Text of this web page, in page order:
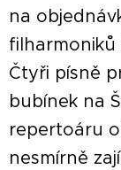
na
filharmoniků
Čtyři písně
bubínek na
repertoáru
nesmírně